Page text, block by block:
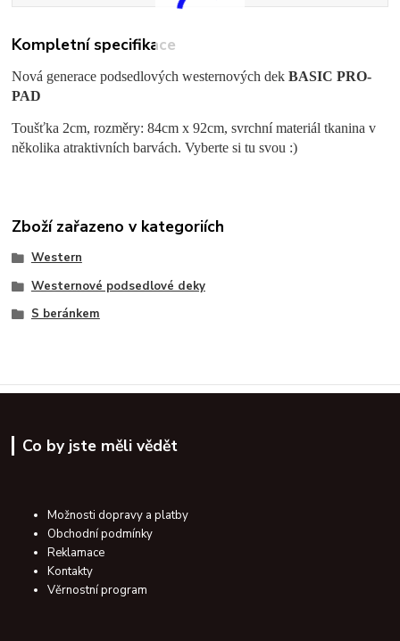
Kompletní specifikace
Nová generace podsedlových westernových dek BASIC PRO-
PAD
Toušťka 2cm, rozměry: 84cm x 92cm, svrchní materiál tkanina v
několika atraktivních barvách. Vyberte si tu svou :)
Zboží zařazeno v kategoriích
Western
Westernové podsedlové deky
S beránkem
Co by jste měli vědět
Možnosti dopravy a platby
Obchodní podmínky
Reklamace
Kontakty
Věrnostní program